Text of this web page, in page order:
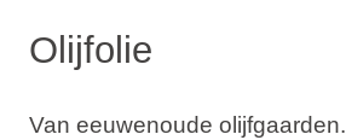
Olijfolie
Van eeuwenoude olijfgaarden.